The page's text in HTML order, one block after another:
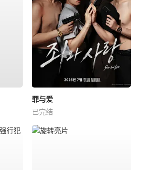
罪与爱
已完结